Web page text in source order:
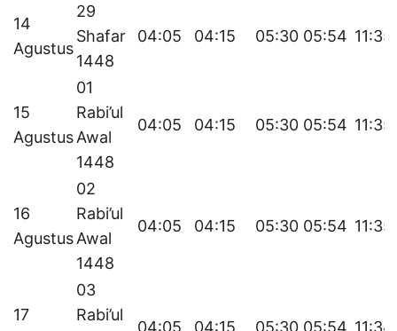
14
Agustus
29
Shafar
1448
04:05 04:15 05:30 05:54 11:35
15
Agustus
01
Rabi’ul
Awal
1448
04:05 04:15 05:30 05:54 11:35
16
Agustus
02
Rabi’ul
Awal
1448
04:05 04:15 05:30 05:54 11:35
17
03
Rabi’ul
04:05 04:15 05:30 05:54 11:34